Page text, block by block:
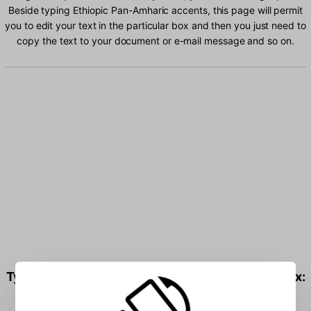
Beside typing Ethiopic Pan-Amharic accents, this page will permit
you to edit your text in the particular box and then you just need to
copy the text to your document or e-mail message and so on.
Type Ethiopic Pan-Amharic characters into the box: